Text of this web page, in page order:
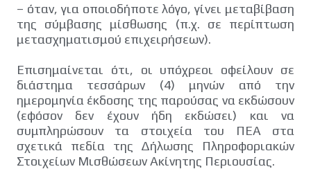
– όταν, για οποιοδήποτε λόγο, γίνει μεταβίβαση
της σύμβασης μίσθωσης (π.χ. σε περίπτωση
μετασχηματισμού επιχειρήσεων).
Επισημαίνεται ότι, οι υπόχρεοι οφείλουν σε
διάστημα τεσσάρων (4) μηνών από την
ημερομηνία έκδοσης της παρούσας να εκδώσουν
(εφόσον δεν έχουν ήδη εκδώσει) και να
συμπληρώσουν τα στοιχεία του ΠΕΑ στα
σχετικά πεδία της Δήλωσης Πληροφοριακών
Στοιχείων Μισθώσεων Ακίνητης Περιουσίας.